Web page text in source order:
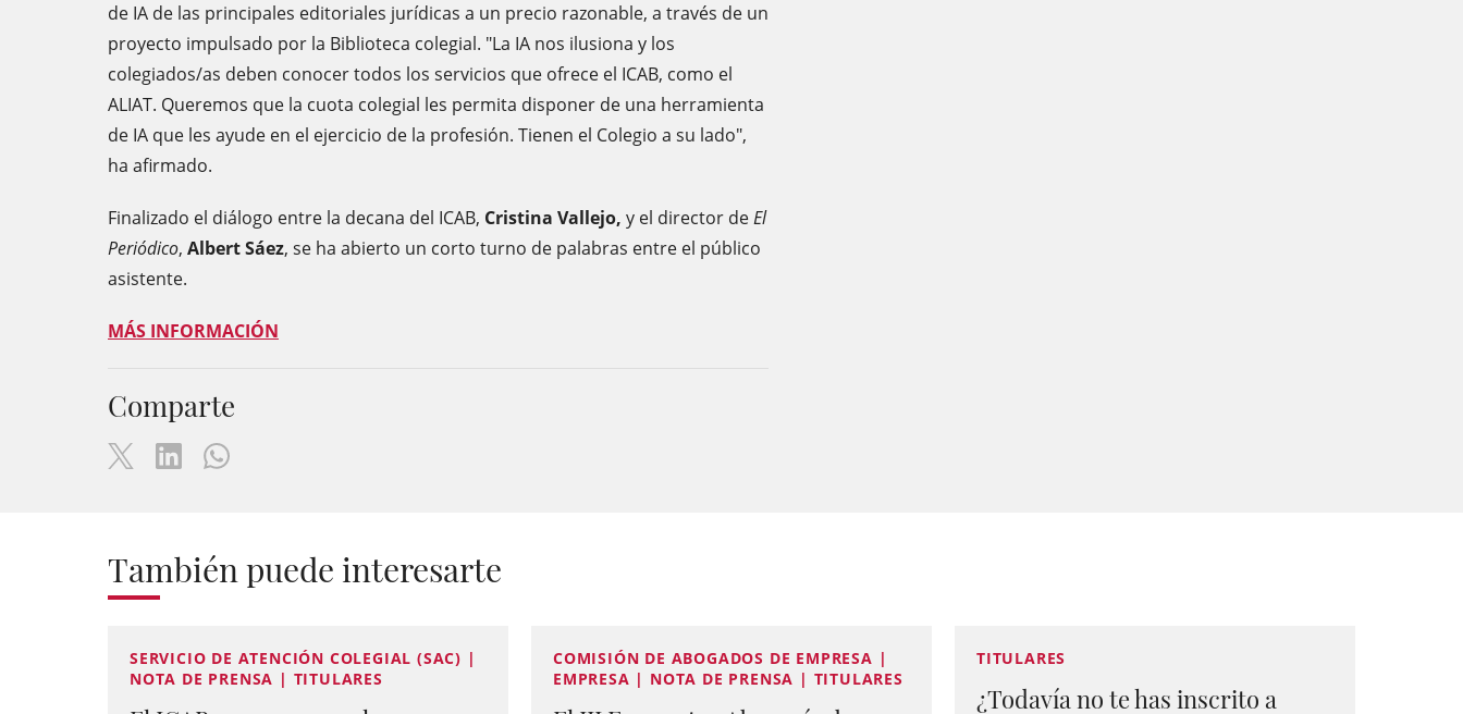
de IA de las principales editoriales jurídicas a un precio razonable, a través de un
proyecto impulsado por la Biblioteca colegial. "La IA nos ilusiona y los
colegiados/as deben conocer todos los servicios que ofrece el ICAB, como el
ALIAT. Queremos que la cuota colegial les permita disponer de una herramienta
de IA que les ayude en el ejercicio de la profesión. Tienen el Colegio a su lado",
ha afirmado.
Finalizado el diálogo entre la decana del ICAB, Cristina Vallejo, y el director deEl
Periódico, Albert Sáez, se ha abierto un corto turno de palabras entre el público
asistente.
MÁS INFORMACIÓN
Comparte
También puede interesarte
SERVICIO DE ATENCIÓN COLEGIAL (SAC) |
NOTA DE PRENSA | TITULARES
COMISIÓN DE ABOGADOS DE EMPRESA |
EMPRESA | NOTA DE PRENSA | TITULARES
TITULARES
¿Todavía no te has inscrito a